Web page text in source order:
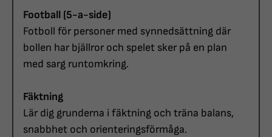
Football (5-a-side)
Fotboll för personer med synnedsättning där
bollen har bjällror och spelet sker på en plan
med sarg runtomkring.
Fäktning
Lär dig grunderna i fäktning och träna balans,
snabbhet och orienteringsförmåga.